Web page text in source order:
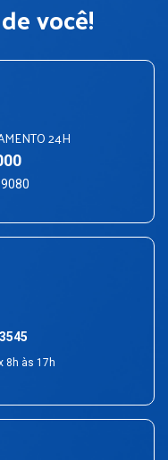
você!
24H
8h às 17h